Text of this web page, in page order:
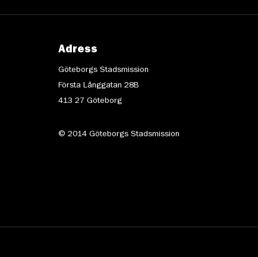
Adress
Göteborgs Stadsmission
Första Långgatan 28B
413 27 Göteborg
© 2014 Göteborgs Stadsmission